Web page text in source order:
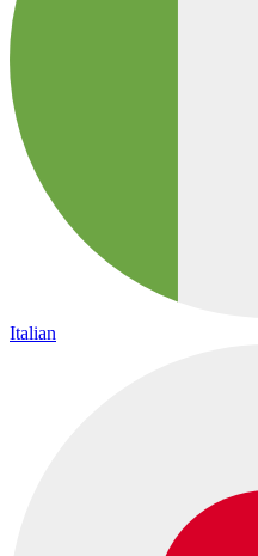
Italian